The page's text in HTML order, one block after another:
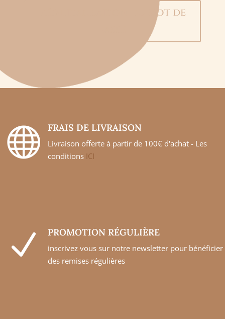
Réinitialisation du mot de
 FRAIS DE LIVRAISON
Livraison offerte à partir de 100€ d'achat - Les
conditions ICI
N PROMOTION RÉGULIÈRE
inscrivez vous sur notre newsletter pour bénéficier
des remises régulières